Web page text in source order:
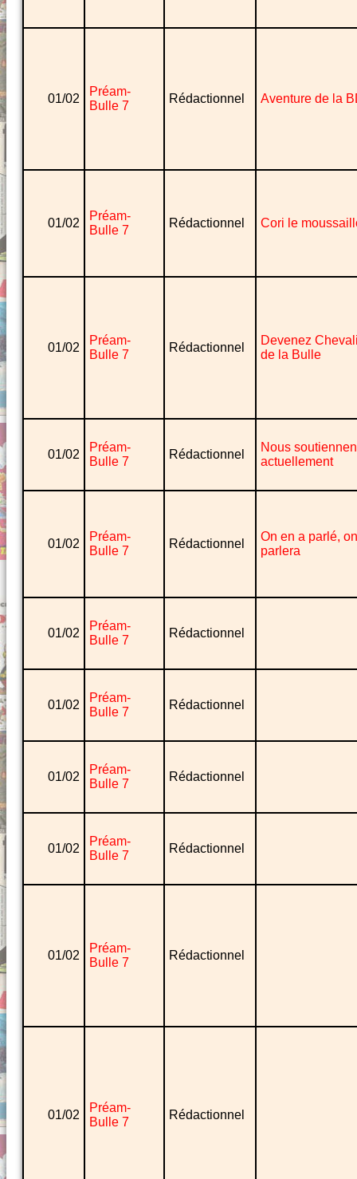
01/02
Préam-
Bulle 7
Rédactionnel Aventure de la
01/02
Préam-
Bulle 7
Rédactionnel Cori le
01/02
Préam-
Bulle 7
Rédactionnel
Devenez
de la Bulle
01/02
Préam-
Bulle 7
Rédactionnel
Nous
actuellement
01/02
Préam-
Bulle 7
Rédactionnel
On en a parlé,
parlera
01/02
Préam-
Bulle 7
Rédactionnel
01/02
Préam-
Bulle 7
Rédactionnel
01/02
Préam-
Bulle 7
Rédactionnel
01/02
Préam-
Bulle 7
Rédactionnel
01/02
Préam-
Bulle 7
Rédactionnel
01/02
Préam-
Bulle 7
Rédactionnel